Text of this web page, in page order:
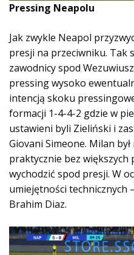
Pressing Neapolu
Jak zwykle Neapol
presji na przeciwniku. Tak
zawodnicy spod
pressing wysoko
intencją skoku
formacji 1-4-4-2 gdzie w
ustawieni byli Zieliński i
Giovani Simeone. Milan
praktycznie bez większych
wychodzić spod presji. W
umiejętności technicznych
Brahim Diaz.